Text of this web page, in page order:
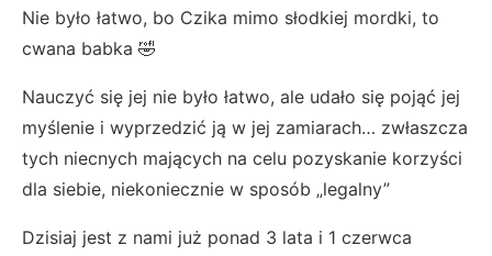
Nie było łatwo, bo Czika mimo słodkiej mordki, to
cwana babka 🤣
Nauczyć się jej nie było łatwo, ale udało się pojąć jej
myślenie i wyprzedzić ją w jej zamiarach… zwłaszcza
tych niecnych mających na celu pozyskanie korzyści
dla siebie, niekoniecznie w sposób „legalny”
Dzisiaj jest z nami już ponad 3 lata i 1 czerwca